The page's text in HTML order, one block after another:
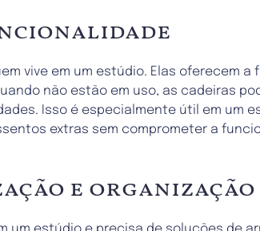
vive em um estúdio. Elas oferecem a
não estão em uso, as cadeiras
Isso é especialmente útil em um
extras sem comprometer a
e organização